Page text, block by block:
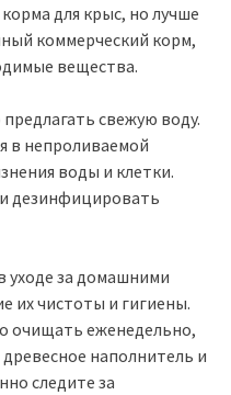
для крыс, но лучше
коммерческий корм,
вещества.
свежую воду.
в непроливаемой
воды и клетки.
дезинфицировать
за домашними
их чистоты и гигиены.
очищать еженедельно,
наполнитель и
следите за